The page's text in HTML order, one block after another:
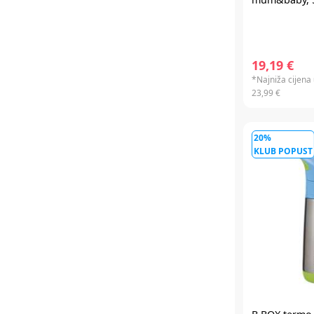
19,19 €
*Najniža cijena
23,99 €
20%
KLUB POPUST